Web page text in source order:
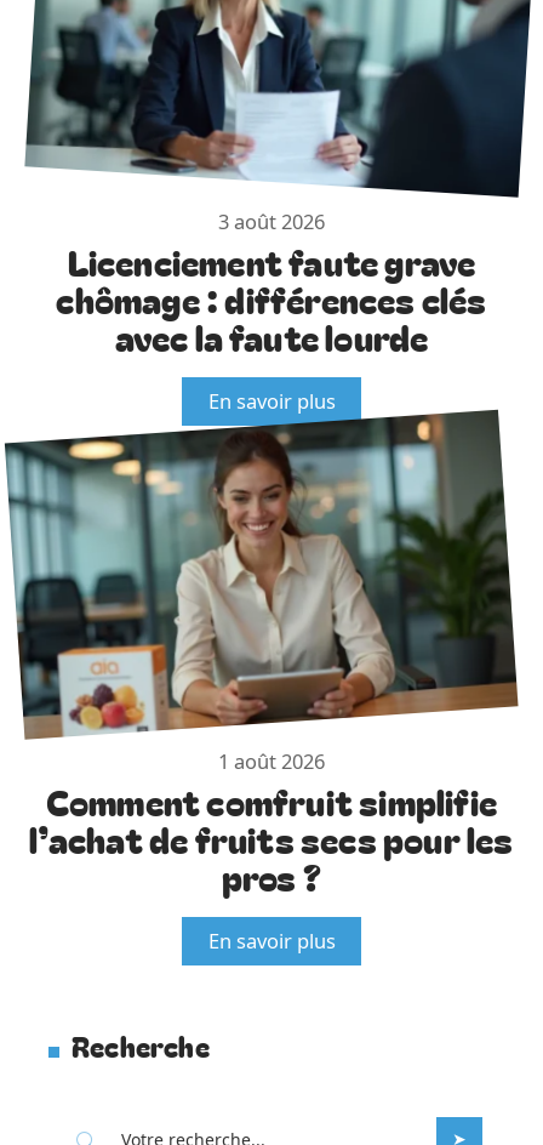
3 août 2026
Licenciement faute grave
chômage : différences clés
avec la faute lourde
En savoir plus
1 août 2026
Comment comfruit simplifie
l’achat de fruits secs pour les
pros ?
En savoir plus
Recherche